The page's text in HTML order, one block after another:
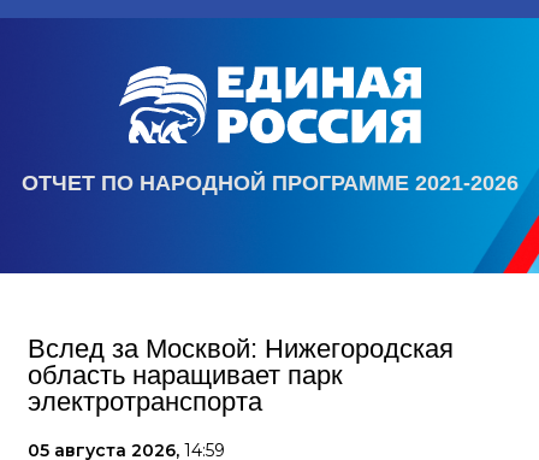
ОТЧЕТ ПО НАРОДНОЙ ПРОГРАММЕ 2021-2026
Вслед за Москвой: Нижегородская
область наращивает парк
электротранспорта
05 августа 2026, 14:59